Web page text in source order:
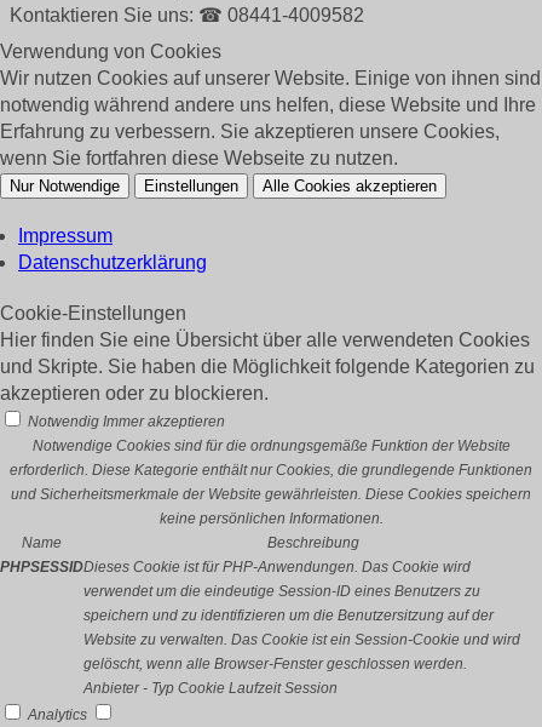
Kontaktieren Sie uns: ☎ 08441-4009582
Verwendung von Cookies
Wir nutzen Cookies auf unserer Website. Einige von ihnen sind
notwendig während andere uns helfen, diese Website und Ihre
Erfahrung zu verbessern. Sie akzeptieren unsere Cookies,
wenn Sie fortfahren diese Webseite zu nutzen.
Nur Notwendige Einstellungen Alle Cookies akzeptieren
Impressum
Datenschutzerklärung
Cookie-Einstellungen
Hier finden Sie eine Übersicht über alle verwendeten Cookies
und Skripte. Sie haben die Möglichkeit folgende Kategorien zu
akzeptieren oder zu blockieren.
Notwendig Immer akzeptieren
Notwendige Cookies sind für die ordnungsgemäße Funktion der Website
erforderlich. Diese Kategorie enthält nur Cookies, die grundlegende Funktionen
und Sicherheitsmerkmale der Website gewährleisten. Diese Cookies speichern
keine persönlichen Informationen.
Name
Beschreibung
PHPSESSIDDieses Cookie ist für PHP-Anwendungen. Das Cookie wird
verwendet um die eindeutige Session-ID eines Benutzers zu
speichern und zu identifizieren um die Benutzersitzung auf der
Website zu verwalten. Das Cookie ist ein Session-Cookie und wird
gelöscht, wenn alle Browser-Fenster geschlossen werden.
Anbieter - Typ Cookie Laufzeit Session
Analytics